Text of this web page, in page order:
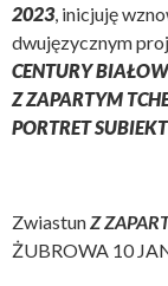
2023, inicjuję
dwujęzycznym
CENTURY
Z ZAPARTYM
PORTRET
ZwiastunZ
ŻUBROWA 10